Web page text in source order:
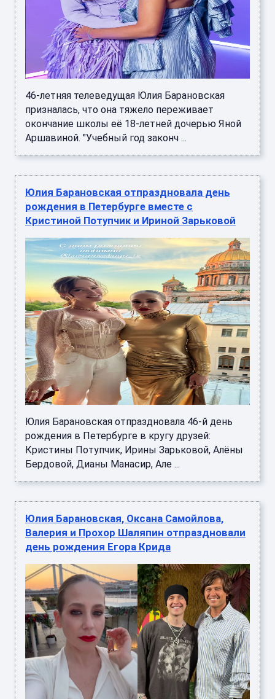
46-летняя телеведущая Юлия Барановская
призналась, что она тяжело переживает
окончание школы её 18-летней дочерью Яной
Аршавиной. "Учебный год законч ...
Юлия Барановская отпраздновала день
рождения в Петербурге вместе с
Кристиной Потупчик и Ириной Зарьковой
Юлия Барановская отпраздновала 46-й день
рождения в Петербурге в кругу друзей:
Кристины Потупчик, Ирины Зарьковой, Алёны
Бердовой, Дианы Манасир, Але ...
Юлия Барановская, Оксана Самойлова,
Валерия и Прохор Шаляпин отпраздновали
день рождения Егора Крида